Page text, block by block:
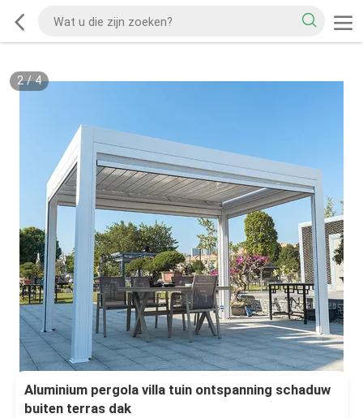
2/4
Aluminium pergola villa tuin ontspanning schaduw
buiten terras dak